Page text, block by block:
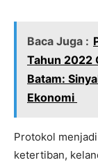
Baca Juga :
Tahun 2022
Batam:
Ekonomi
Protokol
ketertiban,